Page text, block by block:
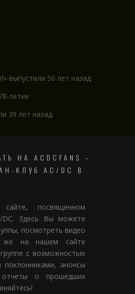
выпустили 50 лет назад
летие
39 лет назад
НА ACDCFANS –
КЛУБ AC/DC В
посвященном
DC. Здесь Вы можете
посмотреть видео
же на нашем сайте
с возможностью
поклонниками, анонсы
о прошедших